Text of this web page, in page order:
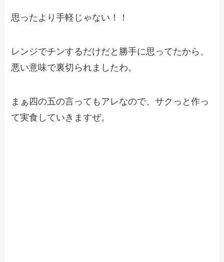
思ったより手軽じゃない！！
レンジでチンするだけだと勝手に思ってたから、
悪い意味で裏切られましたわ。
まぁ四の五の言ってもアレなので、サクっと作っ
て実食していきますぜ。